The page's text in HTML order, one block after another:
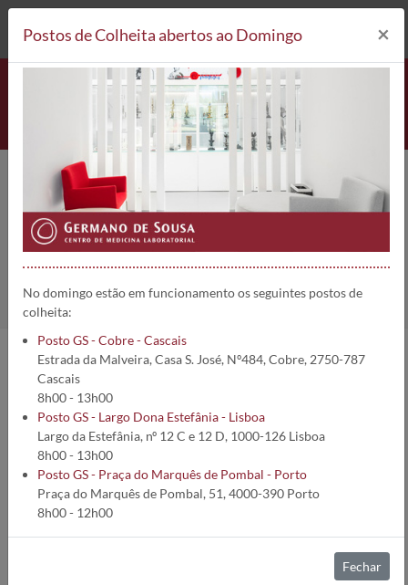
212 693 530* Postos de Colheita
Amicacina (Pico) | 2427
Home Análises
Informações da análise:
Código da análise:2427
Tempo de execução:2 Dias úteis
Método:Particle Enhanced Turbidimetric Inhibition Immunoa
Preparação de colheita:A colheita em vale é efectuada
imediatamente antes da dose seguinte.
Colheita em pico: meia a uma hora após terminar a administração
Postos de Colheita abertos ao Domingo ×
No domingo estão em funcionamento os seguintes postos de
colheita:
Posto GS - Cobre - Cascais
Estrada da Malveira, Casa S. José, Nº484, Cobre, 2750-787
Cascais
8h00 - 13h00
Posto GS - Largo Dona Estefânia - Lisboa
Largo da Estefânia, nº 12 C e 12 D, 1000-126 Lisboa
8h00 - 13h00
Posto GS - Praça do Marquês de Pombal - Porto
Praça do Marquês de Pombal, 51, 4000-390 Porto
8h00 - 12h00
Fechar